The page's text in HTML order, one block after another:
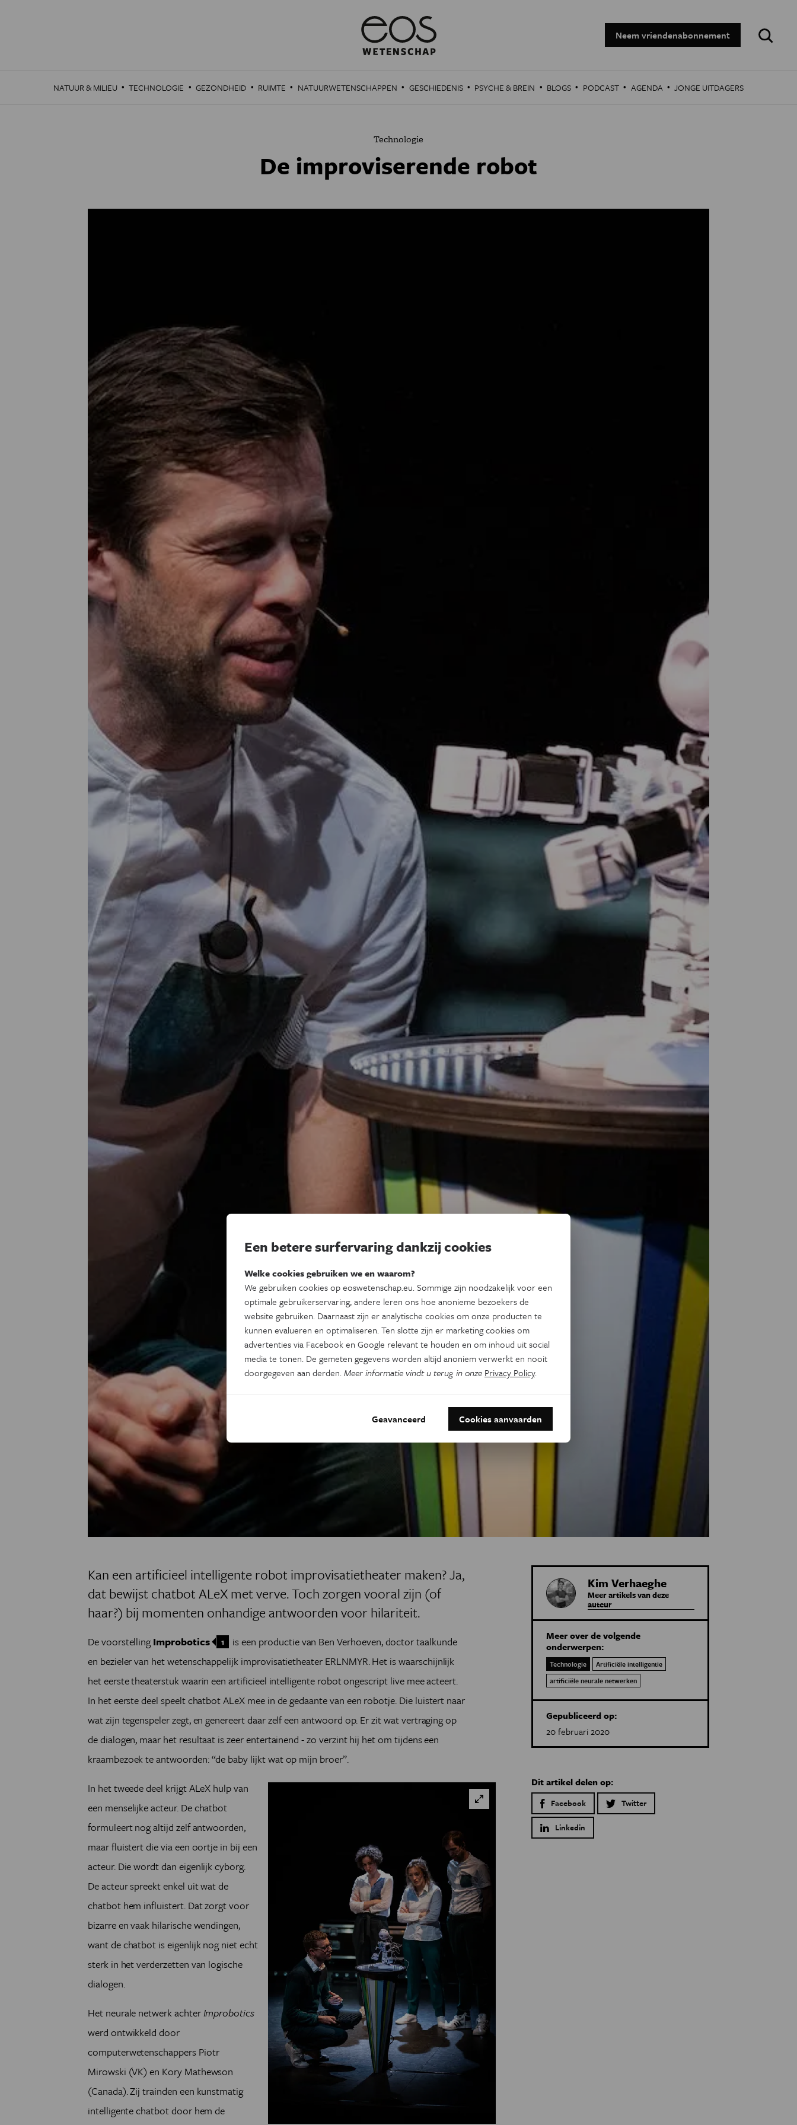
Neem vriendenabonnement
Zoeken:
NATUUR & MILIEU · TECHNOLOGIE · GEZONDHEID · RUIMTE · NATUURWETENSCHAPPEN · GESCHIEDENIS · PSYCHE & BREIN · BLOGS · PODCAST · AGENDA · JONGE UITDAGERS
Technologie
De improviserende robot
Kan een artificieel intelligente robot improvisatietheater maken? Ja,
dat bewijst chatbot ALeX met verve. Toch zorgen vooral zijn (of
haar?) bij momenten onhandige antwoorden voor hilariteit.
De voorstellingImprobotics 1
is een productie van Ben Verhoeven, doctor taalkunde
en bezieler van het wetenschappelijk improvisatietheater ERLNMYR. Het is waarschijnlijk
het eerste theaterstuk waarin een artificieel intelligente robot ongescript live mee acteert.
In het eerste deel speelt chatbot ALeX mee in de gedaante van een robotje. Die luistert naar
wat zijn tegenspeler zegt, en genereert daar zelf een antwoord op. Er zit wat vertraging op
de dialogen, maar het resultaat is zeer entertainend - zo verzint hij het om tijdens een
kraambezoek te antwoorden: “de baby lijkt wat op mijn broer”.
In het tweede deel krijgt ALeX hulp van
een menselijke acteur. De chatbot
formuleert nog altijd zelf antwoorden,
maar fluistert die via een oortje in bij een
acteur. Die wordt dan eigenlijk cyborg.
De acteur spreekt enkel uit wat de
chatbot hem influistert. Dat zorgt voor
bizarre en vaak hilarische wendingen,
want de chatbot is eigenlijk nog niet echt
sterk in het verderzetten van logische
dialogen.
Het neurale netwerk achterImprobotics
werd ontwikkeld door
computerwetenschappers Piotr
Mirowski (VK) en Kory Mathewson
(Canada). Zij trainden een kunstmatig
intelligente chatbot door hem de
Kim Verhaeghe
Meer artikels van deze
auteur
Meer over de volgende
onderwerpen:
Technologie
Artificiële intelligentie
artificiële neurale netwerken
Gepubliceerd op:
20 februari 2020
Dit artikel delen op:
Facebook Twitter
Linkedin
Een betere surfervaring dankzij cookies
Welke cookies gebruiken we en waarom?
We gebruiken cookies op eoswetenschap.eu. Sommige zijn noodzakelijk voor een
optimale gebruikerservaring, andere leren ons hoe anonieme bezoekers de
website gebruiken. Daarnaast zijn er analytische cookies om onze producten te
kunnen evalueren en optimaliseren. Ten slotte zijn er marketing cookies om
advertenties via Facebook en Google relevant te houden en om inhoud uit social
media te tonen. De gemeten gegevens worden altijd anoniem verwerkt en nooit
doorgegeven aan derden.Meer informatie vindt u terug in onze Privacy Policy.
Geavanceerd Cookies aanvaarden